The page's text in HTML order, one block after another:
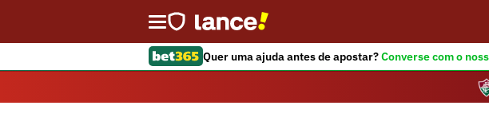
Quer uma ajuda antes de apostar?Converse com o